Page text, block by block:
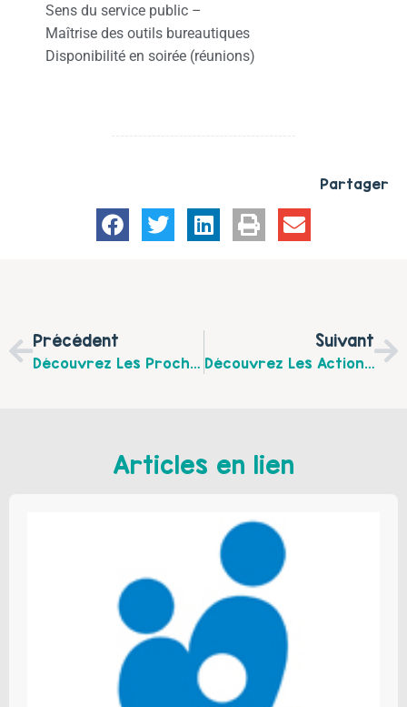
Sens du service public –
Maîtrise des outils bureautiques
Disponibilité en soirée (réunions)
Partager
Précédent
Découvrez Les Prochaines Rencontres Du Café Des Parents Sur Fruges Et Ruisseauville En Janvier Et Février 2023 !
Suivant
Découvrez Les Actions Familles De La Maison Des Habitants Des Communes Du Frugeois En Janvier 2023
Articles en lien